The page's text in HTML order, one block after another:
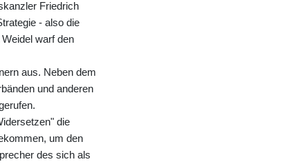
Friedrich
- also die
warf den
aus. Neben dem
und anderen
die
um den
des sich als